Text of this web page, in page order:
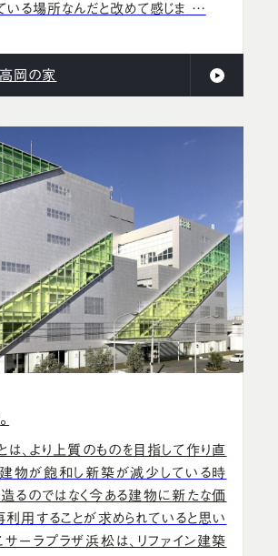
いる場所なんだと改めて感じま …
高岡の家
は、より上質のものを目指して作り直
物が飽和し新築が減少している時
造るのではなく今ある建物に新たな価
利用することが求められていると思い
サーラプラザ浜松は、リファイン建築